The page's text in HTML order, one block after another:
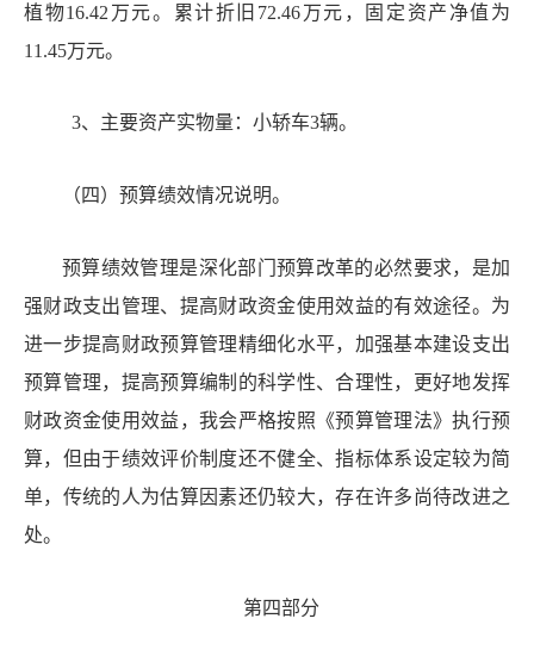
植物16.42万元。累计折旧72.46万元，固定资产净值为
11.45万元。
3、主要资产实物量：小轿车3辆。
（四） 预算绩效情况说明。
预算绩效管理是深化部门预算改革的必然要求，是加
强财政支出管理、提高财政资金使用效益的有效途径。为
进一步提高财政预算管理精细化水平，加强基本建设支出
预算管理，提高预算编制的科学性、合理性，更好地发挥
财政资金使用效益，我会严格按照《预算管理法》执行预
算，但由于绩效评价制度还不健全、指标体系设定较为简
单，传统的人为估算因素还仍较大，存在许多尚待改进之
处。
第四部分